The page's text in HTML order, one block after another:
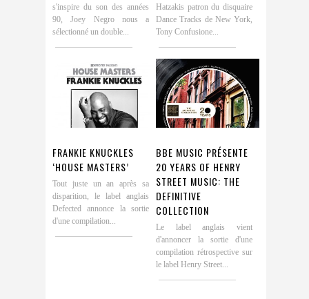
s'inspire du son des années
90, Joey Negro nous a
sélectionné un double...
Hatzakis patron du disquaire
Dance Tracks de New York,
Tony Confusione...
FRANKIE KNUCKLES
‘HOUSE MASTERS’
Tout juste un an après sa
disparition, le label anglais
Defected annonce la sortie
d'une compilation...
BBE MUSIC PRÉSENTE
20 YEARS OF HENRY
STREET MUSIC: THE
DEFINITIVE
COLLECTION
Le label anglais vient
d'annoncer la sortie d'une
compilation rétrospective sur
le label Henry Street...